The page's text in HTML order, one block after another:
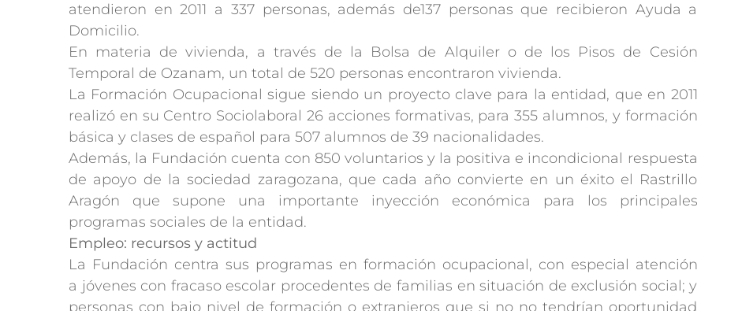
atendieron en 2011 a 337 personas, además de137 personas que recibieron Ayuda a
Domicilio.
En materia de vivienda, a través de la Bolsa de Alquiler o de los Pisos de Cesión
Temporal de Ozanam, un total de 520 personas encontraron vivienda.
La Formación Ocupacional sigue siendo un proyecto clave para la entidad, que en 2011
realizó en su Centro Sociolaboral 26 acciones formativas, para 355 alumnos, y formación
básica y clases de español para 507 alumnos de 39 nacionalidades.
Además, la Fundación cuenta con 850 voluntarios y la positiva e incondicional respuesta
de apoyo de la sociedad zaragozana, que cada año convierte en un éxito el Rastrillo
Aragón que supone una importante inyección económica para los principales
programas sociales de la entidad.
Empleo: recursos y actitud
La Fundación centra sus programas en formación ocupacional, con especial atención
a jóvenes con fracaso escolar procedentes de familias en situación de exclusión social; y
personas con bajo nivel de formación o extranjeros que si no no tendrían oportunidad